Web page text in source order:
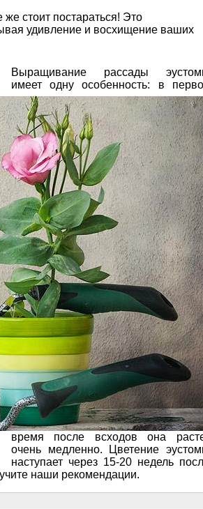
стоит постараться! Это
удивление и восхищение ваших
Выращивание рассады
имеет одну особенность: в
время после всходов она
очень медленно. Цветение
наступает через 15-20 недель
наши рекомендации.